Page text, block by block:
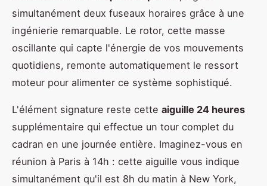
simultanément deux fuseaux horaires grâce à une
ingénierie remarquable. Le rotor, cette masse
oscillante qui capte l'énergie de vos mouvements
quotidiens, remonte automatiquement le ressort
moteur pour alimenter ce système sophistiqué.
L'élément signature reste cette aiguille 24 heures
supplémentaire qui effectue un tour complet du
cadran en une journée entière. Imaginez-vous en
réunion à Paris à 14h : cette aiguille vous indique
simultanément qu'il est 8h du matin à New York,